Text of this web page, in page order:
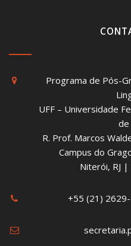
Programa de Pós-
UFF – Universidade
R. Prof. Marcos
Campus do
Niterói, RJ |
+55 (21)